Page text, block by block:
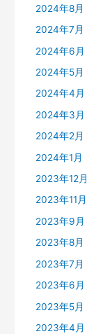
2024年8月
2024年7月
2024年6月
2024年5月
2024年4月
2024年3月
2024年2月
2024年1月
2023年12月
2023年11月
2023年9月
2023年8月
2023年7月
2023年6月
2023年5月
2023年4月